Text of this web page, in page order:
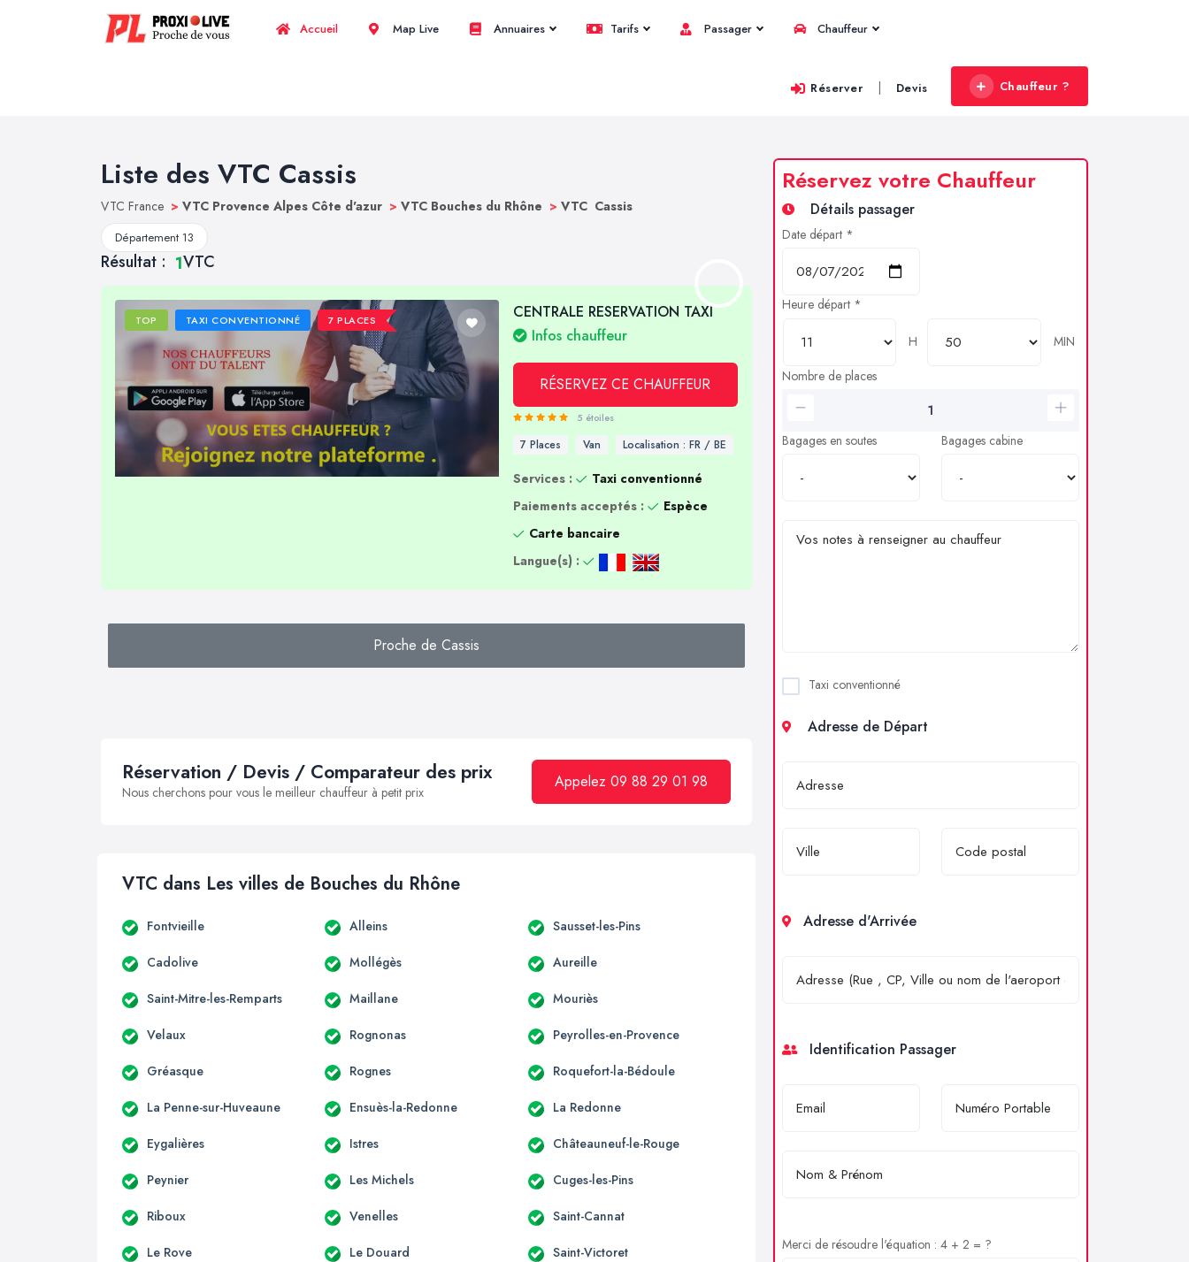
Accueil Map Live Annuaires Tarifs Passager Chauffeur
Réserver | Devis Chauffeur ?
Liste des VTC Cassis
VTC France > VTC Provence Alpes Côte d'azur > VTC Bouches du Rhône > VTC Cassis
Département 13
Résultat : 1VTC
TOP TAXI CONVENTIONNÉ 7 PLACES
CENTRALE RESERVATION TAXI
Infos chauffeur
RÉSERVEZ CE CHAUFFEUR
5 étoiles
7 Places Van Localisation : FR / BE
Services :
Taxi conventionné
Paiements acceptés :
Espèce
Carte bancaire
Langue(s) :
Proche de Cassis
Réservation / Devis / Comparateur des prix
Nous cherchons pour vous le meilleur chauffeur à petit prix
Appelez 09 88 29 01 98
VTC dans Les villes de Bouches du Rhône
Fontvieille Alleins Sausset-les-Pins
Cadolive Mollégès Aureille
Saint-Mitre-les-Remparts Maillane Mouriès
Velaux Rognonas Peyrolles-en-Provence
Gréasque Rognes Roquefort-la-Bédoule
La Penne-sur-Huveaune Ensuès-la-Redonne La Redonne
Eygalières Istres Châteauneuf-le-Rouge
Peynier Les Michels Cuges-les-Pins
Riboux Venelles Saint-Cannat
Le Rove Le Douard Saint-Victoret
Réservez votre Chauffeur
Détails passager
Date départ *
Heure départ *
H
MIN
Nombre de places
Bagages en soutes Bagages cabine
Taxi conventionné
Adresse de Départ
Adresse d'Arrivée
Identification Passager
Merci de résoudre l'équation : 4 + 2 = ?